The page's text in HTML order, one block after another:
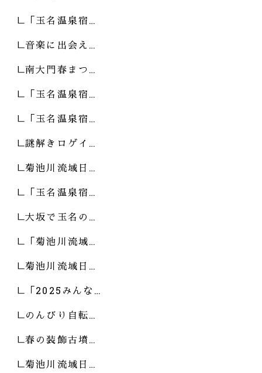
「玉名温泉宿…
音楽に出会え…
南大門春まつ…
「玉名温泉宿…
「玉名温泉宿…
謎解きロゲイ…
菊池川流域日…
「玉名温泉宿…
大坂で玉名の…
「菊池川流域…
菊池川流域日…
「2025みんな…
のんびり自転…
春の装飾古墳…
菊池川流域日…